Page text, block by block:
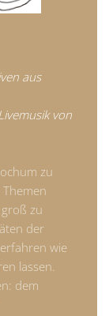
aus
von
zu
zu
der
wie
lassen.
dem